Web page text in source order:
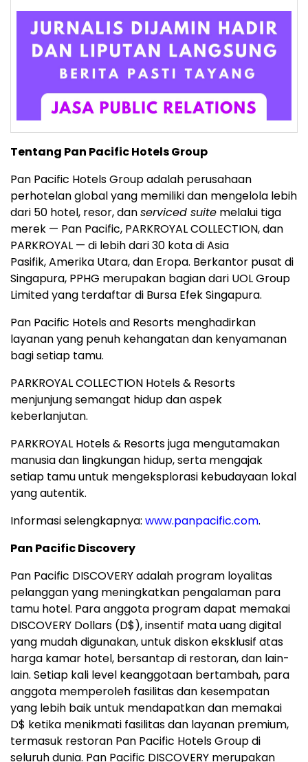
Tentang Pan Pacific Hotels Group
Pan Pacific Hotels Group adalah perusahaan
perhotelan global yang memiliki dan mengelola lebih
dari 50 hotel, resor, danserviced suite melalui tiga
merek — Pan Pacific, PARKROYAL COLLECTION, dan
PARKROYAL — di lebih dari 30 kota di Asia
Pasifik, Amerika Utara, dan Eropa. Berkantor pusat di
Singapura, PPHG merupakan bagian dari UOL Group
Limited yang terdaftar di Bursa Efek Singapura.
Pan Pacific Hotels and Resorts menghadirkan
layanan yang penuh kehangatan dan kenyamanan
bagi setiap tamu.
PARKROYAL COLLECTION Hotels & Resorts
menjunjung semangat hidup dan aspek
keberlanjutan.
PARKROYAL Hotels & Resorts juga mengutamakan
manusia dan lingkungan hidup, serta mengajak
setiap tamu untuk mengeksplorasi kebudayaan lokal
yang autentik.
Informasi selengkapnya: www.panpacific.com.
Pan Pacific Discovery
Pan Pacific DISCOVERY adalah program loyalitas
pelanggan yang meningkatkan pengalaman para
tamu hotel. Para anggota program dapat memakai
DISCOVERY Dollars (D$), insentif mata uang digital
yang mudah digunakan, untuk diskon eksklusif atas
harga kamar hotel, bersantap di restoran, dan lain-
lain. Setiap kali level keanggotaan bertambah, para
anggota memperoleh fasilitas dan kesempatan
yang lebih baik untuk mendapatkan dan memakai
D$ ketika menikmati fasilitas dan layanan premium,
termasuk restoran Pan Pacific Hotels Group di
seluruh dunia. Pan Pacific DISCOVERY merupakan